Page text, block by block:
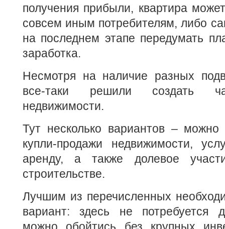
получения прибыли, квартира
совсем иным потребителям, либо
на последнем этапе передумать
заработка.
Несмотря на наличие разных
все-таки решили создать
недвижимости.
Тут несколько вариантов – можно
купли-продажи недвижимости,
аренду, а также долевое
строительстве.
Лучшим из перечисленных
вариант: здесь не потребуется